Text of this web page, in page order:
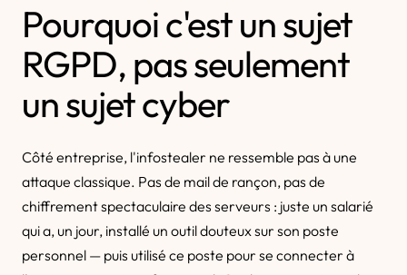
Pourquoi c'est un sujet
RGPD, pas seulement
un sujet cyber
Côté entreprise, l'infostealer ne ressemble pas à une
attaque classique. Pas de mail de rançon, pas de
chiffrement spectaculaire des serveurs : juste un salarié
qui a, un jour, installé un outil douteux sur son poste
personnel — puis utilisé ce poste pour se connecter à